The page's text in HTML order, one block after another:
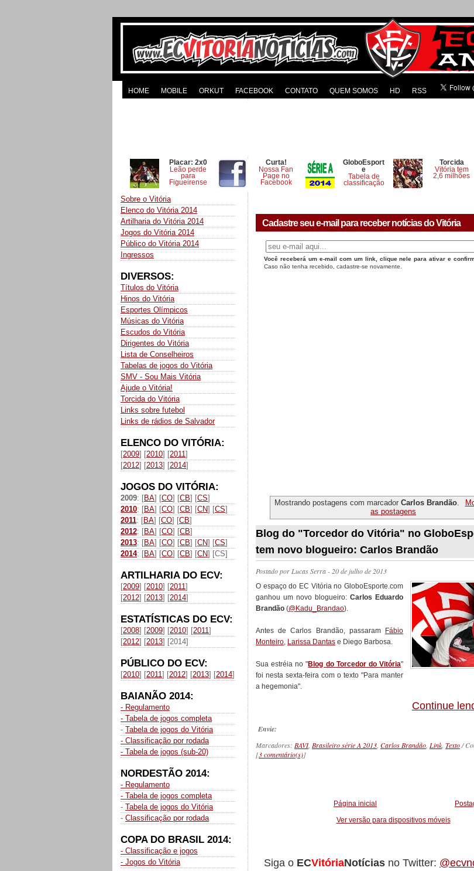
HOME MOBILE ORKUT FACEBOOK CONTATO QUEM SOMOS HD RSS
Placar: 2x0
Leão perde
para
Figueirense
Curta!
Nossa Fan
Page no
Facebook
GloboEsport
e
Tabela de
classificação
Torcida
Vitória tem
2,6 milhões
Sobre o Vitória
Elenco do Vitória 2014
Artilharia do Vitória 2014
Jogos do Vitória 2014
Público do Vitória 2014
Ingressos
DIVERSOS:
Títulos do Vitória
Hinos do Vitória
Esportes Olímpicos
Músicas do Vitória
Escudos do Vitória
Dirigentes do Vitória
Lista de Conselheiros
Tabelas de jogos do Vitória
SMV - Sou Mais Vitória
Ajude o Vitória!
Torcida do Vitória
Links sobre futebol
Links de rádios de Salvador
ELENCO DO VITÓRIA:
[2009] [2010] [2011]
[2012] [2013] [2014]
JOGOS DO VITÓRIA:
2009: [BA] [CO] [CB] [CS]
2010: [BA] [CO] [CB] [CN] [CS]
2011: [BA] [CO] [CB]
2012: [BA] [CO] [CB]
2013: [BA] [CO] [CB] [CN] [CS]
2014: [BA] [CO] [CB] [CN] [CS]
ARTILHARIA DO ECV:
[2009] [2010] [2011]
[2012] [2013] [2014]
ESTATÍSTICAS DO ECV:
[2008] [2009] [2010] [2011]
[2012] [2013] [2014]
PÚBLICO DO ECV:
[2010] [2011] [2012] [2013] [2014]
BAIANÃO 2014:
- Regulamento
- Tabela de jogos completa
- Tabela de jogos do Vitória
- Classificação por rodada
- Tabela de jogos (sub-20)
NORDESTÃO 2014:
- Regulamento
- Tabela de jogos completa
- Tabela de jogos do Vitória
- Classificação por rodada
COPA DO BRASIL 2014:
- Classificação e jogos
- Jogos do Vitória
Cadastre seu e-mail para receber notícias do Vitória
Você receberá um e-mail com um link, clique nele para ativar e
Caso não tenha recebido, cadastre-se novamente.
Mostrando postagens com marcadorCarlos Brandão.
as postagens
Blog do "Torcedor do Vitória" no
tem novo blogueiro: Carlos Brandão
Postado por Lucas Serra- 20 de julho de 2013
O espaço do EC Vitória no GloboEsporte.com
ganhou um novo blogueiro: Carlos Eduardo
Brandão (@Kadu_Brandao).
Antes de Carlos Brandão, passaram
Fábio
Monteiro, Larissa Dantas e Diego Barbosa.
Sua estréia no "Blog do Torcedor do Vitória"
foi nesta sexta-feira com o texto "Para manter
a hegemonia".
Continue
Envie:
Marcadores: BAVI, Brasileiro série A 2013 Carlos Brandão Link, Texto/
[3 comentário(s)]
Página inicial
Ver versão para dispositivos móveis
Siga o ECVitóriaNotícias no Twitter: